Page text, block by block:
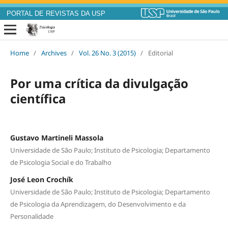
PORTAL DE REVISTAS DA USP
Home / Archives / Vol. 26 No. 3 (2015) / Editorial
Por uma crítica da divulgação
científica
Gustavo Martineli Massola
Universidade de São Paulo; Instituto de Psicologia; Departamento
de Psicologia Social e do Trabalho
José Leon Crochík
Universidade de São Paulo; Instituto de Psicologia; Departamento
de Psicologia da Aprendizagem, do Desenvolvimento e da
Personalidade